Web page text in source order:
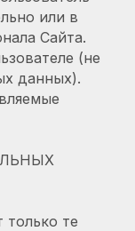
или в
Сайта.
(не
данных).
только те